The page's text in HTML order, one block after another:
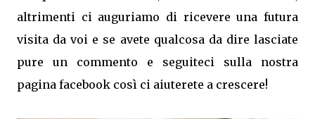
altrimenti ci auguriamo di ricevere una futura
visita da voi e se avete qualcosa da dire lasciate
pure un commento e seguiteci sulla nostra
pagina facebook così ci aiuterete a crescere!